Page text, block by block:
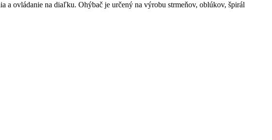
a ovládanie na diaľku. Ohýbač je určený na výrobu strmeňov, oblúkov, špirál